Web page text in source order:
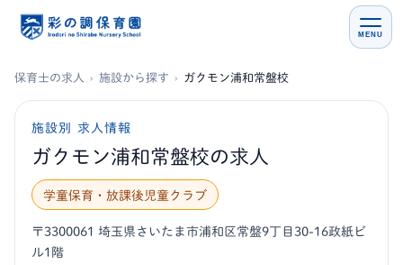
MENU
保育士の求人 › 施設から探す › ガクモン浦和常盤校
施設別 求人情報
ガクモン浦和常盤校の求人
学童保育・放課後児童クラブ
〒3300061 埼玉県さいたま市浦和区常盤9丁目30-16政紙ビ
ル1階